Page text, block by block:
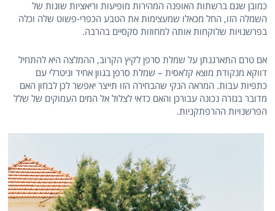
כמובן שגם ברשתות האופנה המהירות מופיעות וריאציות שונות של
השמלה הזו, החל מכאלו שמעצימות את הטבע הכפרי-פשוט שלה וכלה
בפרשנויות שלוקחות אותה למחוזות סקסיים בהרבה.
אם טרם התארגנתן על שמלת סרפן לקיץ הקרוב, ההמלצה היא להתחיל
דווקא מנקודת מוצא קלאסית – שמלת סרפן בגוון אחיד וניטרלי עם
כתפיות עבות. המראה הנקי שהבחירה הזו תייצר יאפשר לכן לבחון האם
מדובר בגזרה נכונה עבורכן והאם כדאי לצלול אל המים העמוקים של שלל
הפרשנויות ההרפתקניות.